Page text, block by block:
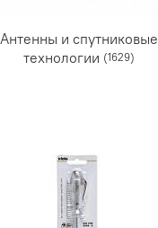
Антенны и спутниковые
технологии (1629)